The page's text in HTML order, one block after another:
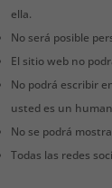
ella.
No será posible
El sitio web no
No podrá escribir
usted es un
No se podrá
Todas las redes